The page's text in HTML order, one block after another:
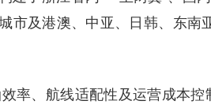
市及港澳、中亚、日韩、东南
率、航线适配性及运营成本控